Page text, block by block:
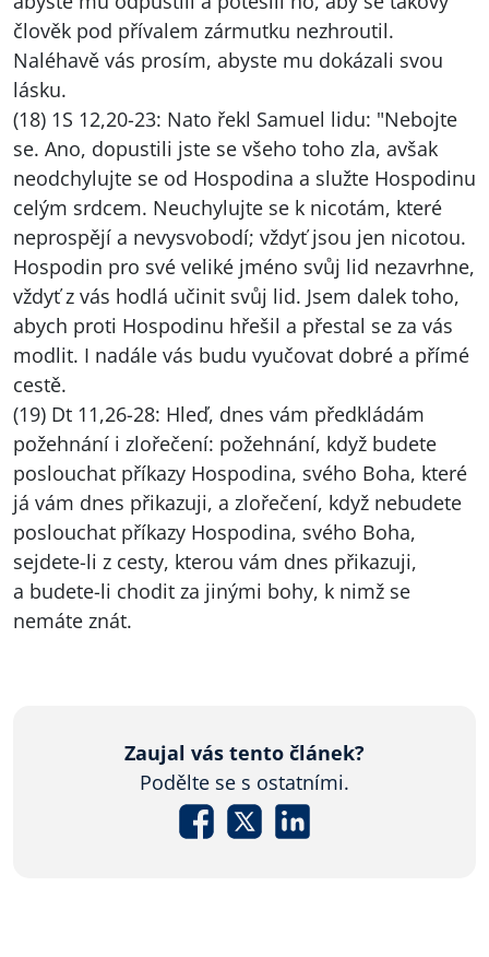
člověk pod přívalem zármutku nezhroutil.
Naléhavě vás prosím, abyste mu dokázali svou
lásku.
(18) 1S 12,20-23: Nato řekl Samuel lidu: "Nebojte
se. Ano, dopustili jste se všeho toho zla, avšak
neodchylujte se od Hospodina a služte Hospodinu
celým srdcem. Neuchylujte se k nicotám, které
neprospějí a nevysvobodí; vždyť jsou jen nicotou.
Hospodin pro své veliké jméno svůj lid nezavrhne,
vždyť z vás hodlá učinit svůj lid. Jsem dalek toho,
abych proti Hospodinu hřešil a přestal se za vás
modlit. I nadále vás budu vyučovat dobré a přímé
cestě.
(19) Dt 11,26-28: Hleď, dnes vám předkládám
požehnání i zlořečení: požehnání, když budete
poslouchat příkazy Hospodina, svého Boha, které
já vám dnes přikazuji, a zlořečení, když nebudete
poslouchat příkazy Hospodina, svého Boha,
sejdete-li z cesty, kterou vám dnes přikazuji,
a budete-li chodit za jinými bohy, k nimž se
nemáte znát.
Zaujal vás tento článek?
Podělte se s ostatními.